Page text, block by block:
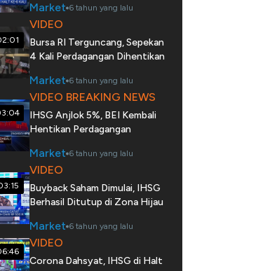
Market 6 tahun yang lalu
VIDEO
Bursa RI Terguncang, Sepekan
4 Kali Perdagangan Dihentikan
Market 6 tahun yang lalu
VIDEO BREAKING NEWS
IHSG Anjlok 5%, BEI Kembali
Hentikan Perdagangan
Market 6 tahun yang lalu
VIDEO
Buyback Saham Dimulai, IHSG
Berhasil Ditutup di Zona Hijau
Market 6 tahun yang lalu
VIDEO
Corona Dahsyat, IHSG di Halt